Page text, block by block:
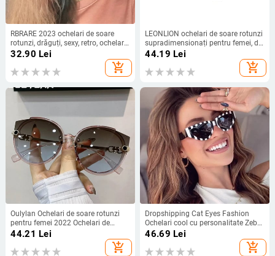
RBRARE 2023 ochelari de soare
rotunzi, drăguți, sexy, retro, ochelari
de soare pentru femei, metal,
transparenți, vintage, la modă,
colorați, lentile oceanice
32.90 Lei
add_shopping_cart
LEONLION ochelari de soare rotunzi
supradimensionați pentru femei, de
designer de marcă, ochelari de
vedere de modă de lux, ochelari de
soare cu nuanțe mari, retro
44.19 Lei
add_shopping_cart
Oulylan Ochelari de soare rotunzi
pentru femei 2022 Ochelari de
soare y2k de designer de lux pentru
bărbați Ochelari de ochi vintage
Nuanțe negre UV400 pentru femei
44.21 Lei
add_shopping_cart
Dropshipping Cat Eyes Fashion
Ochelari cool cu personalitate Zebra
Print UV400 Ochelari de soare unici
46.69 Lei
add_shopping_cart